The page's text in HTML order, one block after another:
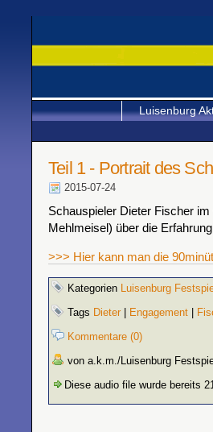
Luisenburg
Teil 1 - Portrait des
2015-07-24
Schauspieler Dieter Fischer
Mehlmeisel) über die
>>> Hier kann man die
Kategorien Luisenburg
Tags Dieter Engagement
Kommentare (0)
von a.k.m./Luisenburg
Diese audio file wurde bereits